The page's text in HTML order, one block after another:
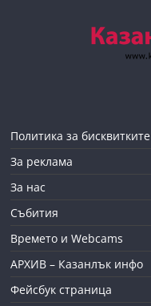
Политика за бисквитките
За реклама
За нас
Събития
Времето и Webcams
АРХИВ – Казанлък инфо
Фейсбук страница